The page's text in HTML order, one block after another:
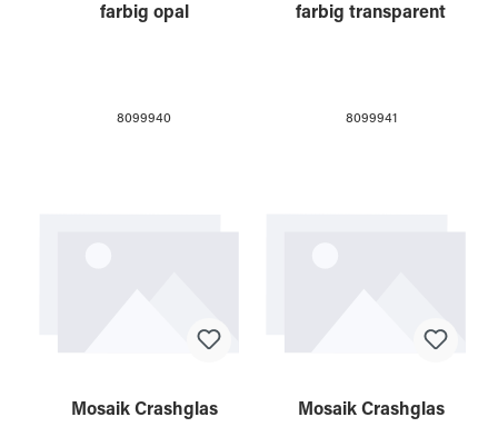
farbig opal
8099940
farbig transparent
8099941
Mosaik Crashglas
Mosaik Crashglas